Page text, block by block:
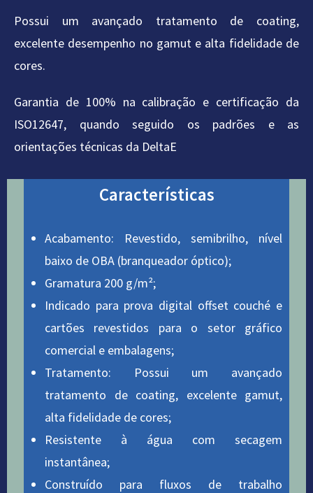
Possui um avançado tratamento de coating,
excelente desempenho no gamut e alta fidelidade de
cores.
Garantia de 100% na calibração e certificação da
ISO12647, quando seguido os padrões e as
orientações técnicas da DeltaE
Características
Acabamento: Revestido, semibrilho, nível
baixo de OBA (branqueador óptico);
Gramatura 200 g/m²;
Indicado para prova digital offset couché e
cartões revestidos para o setor gráfico
comercial e embalagens;
Tratamento: Possui um avançado
tratamento de coating, excelente gamut,
alta fidelidade de cores;
Resistente à água com secagem
instantânea;
Construído para fluxos de trabalho